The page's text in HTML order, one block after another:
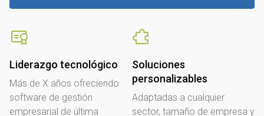
Liderazgo tecnológico
Más de X años ofreciendo
software de gestión
empresarial de última
Soluciones
personalizables
Adaptadas a cualquier
sector, tamaño de empresa y